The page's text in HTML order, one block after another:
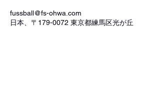
fussball@fs-ohwa.com
日本、〒179-0072 東京都練馬区光が丘